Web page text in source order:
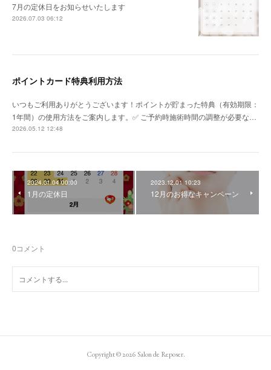
7月の定休日をお知らせいたします
2026.07.03 06:12
ポイントカード特典利用方法
いつもご利用ありがとうございます！ポイントが貯まった特典（有効期限：
1年間）の使用方法をご案内します。✅ ご予約時施術時間の調整が必要な…
2026.05.12 12:48
2024.01.04 00:00
1月の定休日
2023.12.01 10:23
12月のお得なキャンペーン
0コメント
Copyright ©2026 Salon de Reposer.